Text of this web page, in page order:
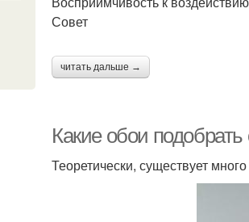
Совет
читать дальше →
Какие обои
Теоретически, существует